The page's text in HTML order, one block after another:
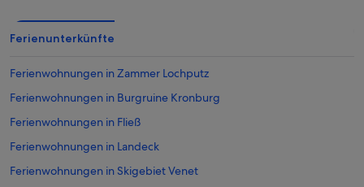
Ferienunterkünfte
Ferienwohnungen in Zammer Lochputz
Ferienwohnungen in Burgruine Kronburg
Ferienwohnungen in Fließ
Ferienwohnungen in Landeck
Ferienwohnungen in Skigebiet Venet